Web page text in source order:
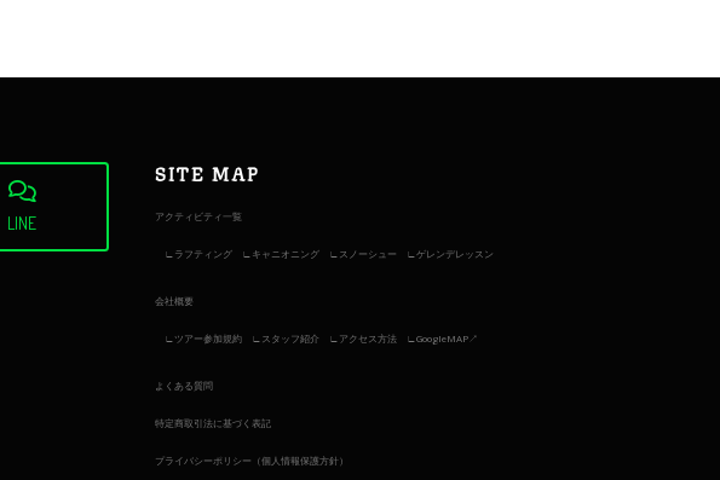
LINE
SITE MAP
アクティビティ一覧
ラフティング キャニオニング スノーシュー ゲレンデレッスン
会社概要
ツアー参加規約 スタッフ紹介 アクセス方法 GoogleMAP↗︎
よくある質問
特定商取引法に基づく表記
プライバシーポリシー（個人情報保護方針）